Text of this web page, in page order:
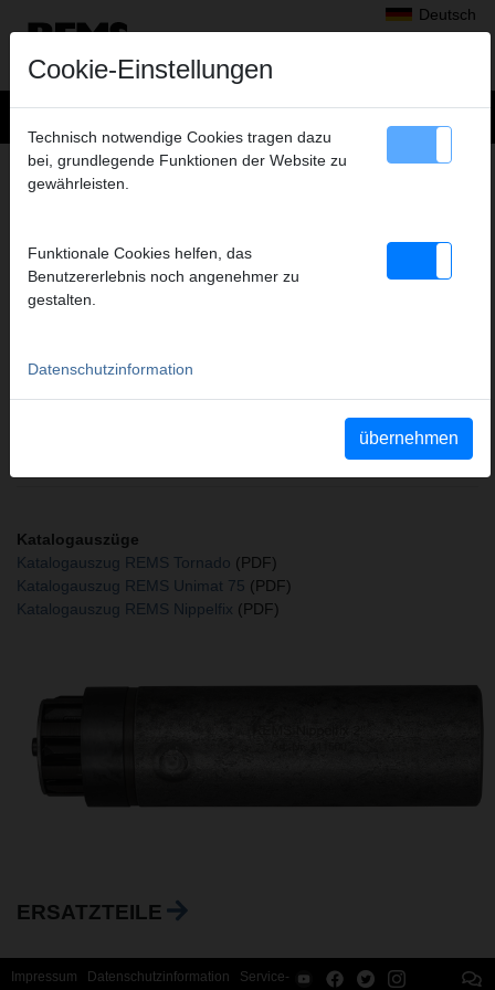
Deutsch
Produkte>Gewindeschneiden, Rollnuten >REMS Tornado
> REMS Nippelfix 2"
FÜR KURZE ROHRSTÜCKE
Art.-Nr. 111500 R
Für Gewindeschneidmaschinen mit öffnendem Schneidkopf:
Automatisches Entspannen nach Fertigstellung des Nippels.
Nippelproduktion möglich ohne Entnahme des Nippelfi x aus der
Katalogauszüge
Katalogauszug REMS Tornado (PDF)
Katalogauszug REMS Unimat 75 (PDF)
Katalogauszug REMS Nippelfix (PDF)
ERSATZTEILE
Impressum Datenschutzinformation
Service-
Cookie-Einstellungen
Technisch notwendige Cookies tragen dazu
bei, grundlegende Funktionen der Website zu
gewährleisten.
Funktionale Cookies helfen, das
Benutzererlebnis noch angenehmer zu
gestalten.
Datenschutzinformation
übernehmen